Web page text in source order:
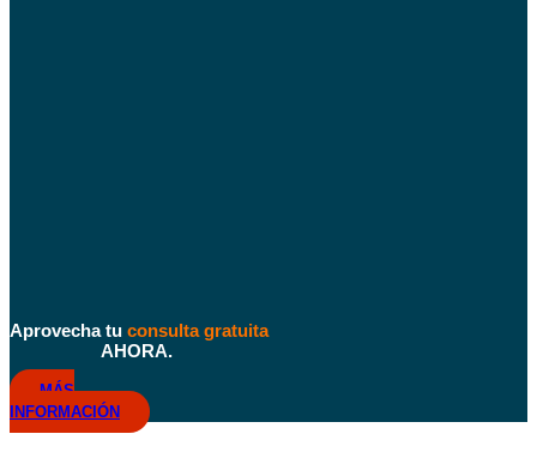
Aprovecha tu consulta gratuita
AHORA.
MÁS
INFORMACIÓN